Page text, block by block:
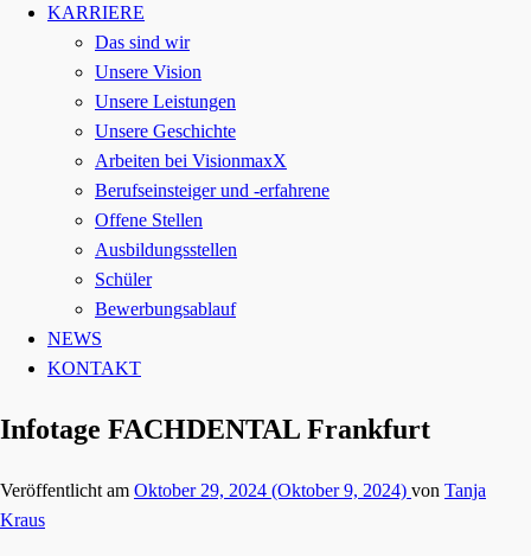
KARRIERE
Das sind wir
Unsere Vision
Unsere Leistungen
Unsere Geschichte
Arbeiten bei VisionmaxX
Berufseinsteiger und -erfahrene
Offene Stellen
Ausbildungsstellen
Schüler
Bewerbungsablauf
NEWS
KONTAKT
Infotage FACHDENTAL Frankfurt
Veröffentlicht am Oktober 29, 2024 (Oktober 9, 2024) von Tanja
Kraus